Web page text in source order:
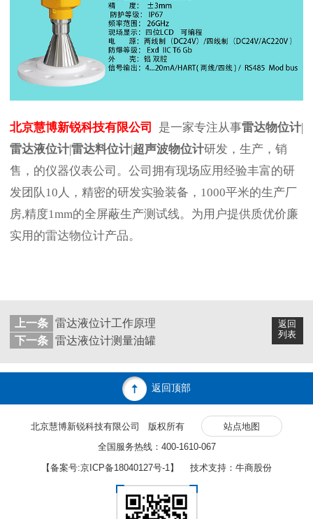
北京慧博新锐科技有限公司 是一家专注从事雷达物位计|
雷达液位计|雷达料位计|超声波物位计研发，生产，销
售，的仪器仪表公司。公司拥有现场应用经验丰富的研
发团队10人，精密的研发实验装备，1000平米的生产厂
房,精度1mm的全屏蔽生产测试线。为用户提供质优价廉
实用的雷达物位计产品。
返回
列表
上一条 雷达液位计工作原理
下一条 雷达液位计测量油罐
返回顶部
北京慧博新锐科技有限公司 版权所有
站点地图
全国服务热线：400-1610-067
【备案号:京ICP备18040127号-1】 技术支持：牛商股份